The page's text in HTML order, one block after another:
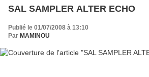
SAL SAMPLER ALTER ECHO
Publié le 01/07/2008 à 13:10
Par MAMINOU